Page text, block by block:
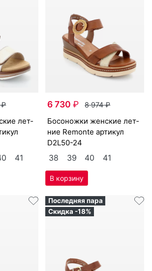
₽
41
6 730₽ 8 974₽
бо­сонож­ки женс­кие лет­
ние Re­mon­te артикул
D2L50-24
38 39 40 41
Последняя пара
Скидка -18%